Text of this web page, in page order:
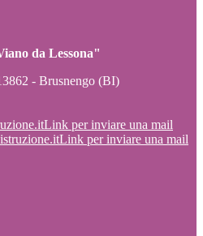
da Lessona"
- Brusnengo (BI)
Link per inviare una mail
Link per inviare una mail